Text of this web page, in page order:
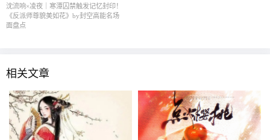
沈流响×凌夜｜寒潭囚禁触发记忆封印！
《反派师尊貌美如花》by封空高能名场
面盘点
相关文章